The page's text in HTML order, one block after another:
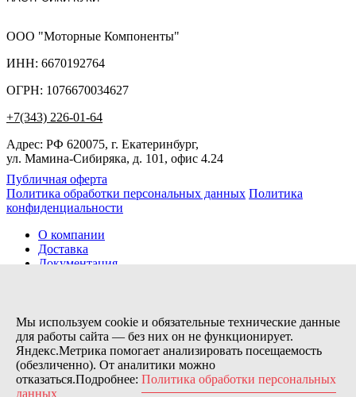
ООО "Моторные Компоненты"
ИНН: 6670192764
ОГРН: 1076670034627
+7(343) 226-01-64
Адрес: РФ 620075, г. Екатеринбург,
ул. Мамина-Сибиряка, д. 101, офис 4.24
Публичная оферта
Политика обработки персональных данных Политика
конфиденциальности
О компании
Доставка
Документация
Контакты
Заказов сегодня / Всего
11154
Мы используем cookie и обязательные технические данные
для работы сайта — без них он не функционирует.
Яндекс.Метрика помогает анализировать посещаемость
(обезличенно). От аналитики можно
отказаться.Подробнее: Политика обработки персональных
данных